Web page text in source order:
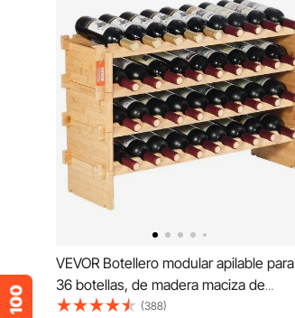
VEVOR Botellero modular apilable para
36 botellas, de madera maciza de
bambú, de 4 niveles, para vino,
(388)